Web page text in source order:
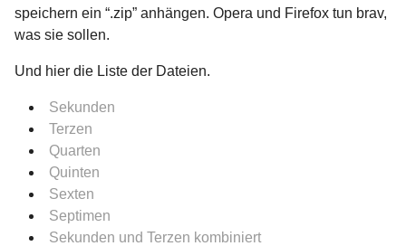
speichern ein “.zip” anhängen. Opera und Firefox tun brav,
was sie sollen.
Und hier die Liste der Dateien.
Sekunden
Terzen
Quarten
Quinten
Sexten
Septimen
Sekunden und Terzen kombiniert